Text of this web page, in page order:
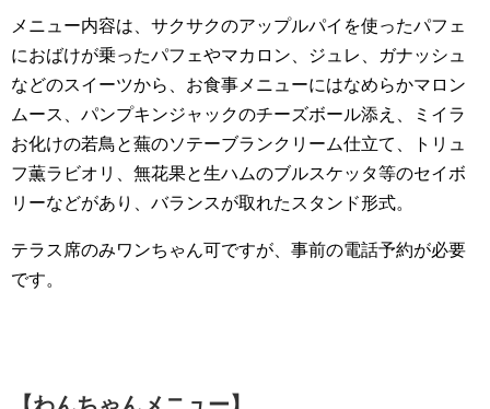
メニュー内容は、サクサクのアップルパイを使ったパフェ
におばけが乗ったパフェやマカロン、ジュレ、ガナッシュ
などのスイーツから、お食事メニューにはなめらかマロン
ムース、パンプキンジャックのチーズボール添え、ミイラ
お化けの若鳥と蕪のソテーブランクリーム仕立て、トリュ
フ薫ラビオリ、無花果と生ハムのブルスケッタ等のセイボ
リーなどがあり、バランスが取れたスタンド形式。
テラス席のみワンちゃん可ですが、事前の電話予約が必要
です。